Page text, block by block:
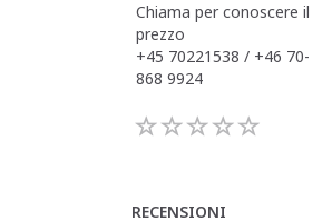
Chiama per conoscere il
prezzo
+45 70221538 / +46 70-
868 9924
RECENSIONI